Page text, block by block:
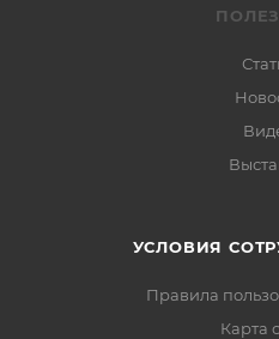
УСЛОВИЯ
Правила
Карта